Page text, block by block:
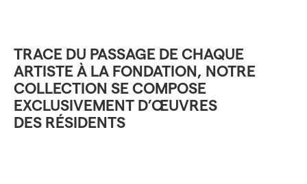
TRACE DU PASSAGE DE CHAQUE
ARTISTE À LA FONDATION, NOTRE
COLLECTION SE COMPOSE
EXCLUSIVEMENT D’ŒUVRES
DES RÉSIDENTS